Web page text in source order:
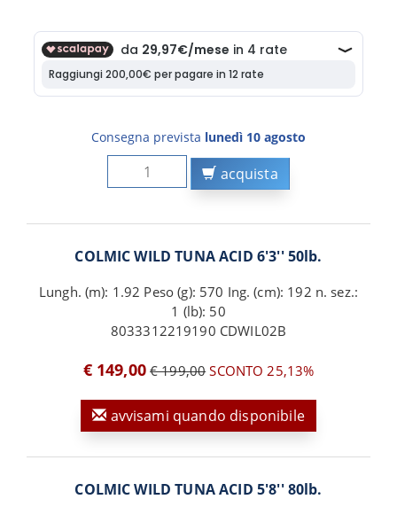
Consegna prevista lunedì 10 agosto
acquista
COLMIC WILD TUNA ACID 6'3'' 50lb.
Lungh. (m): 1.92 Peso (g): 570 Ing. (cm): 192 n. sez.:
1 (lb): 50
8033312219190 CDWIL02B
€ 149,00 € 199,00SCONTO 25,13%
avvisami quando disponibile
COLMIC WILD TUNA ACID 5'8'' 80lb.